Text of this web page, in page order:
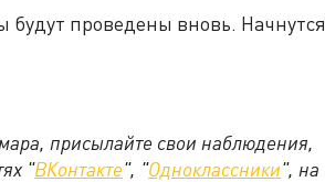
проведены вновь. Начнутся
присылайте свои наблюдения,
"ВКонтакте", "Одноклассники", на